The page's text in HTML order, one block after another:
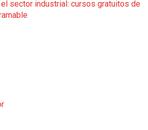
sector industrial: cursos gratuitos de